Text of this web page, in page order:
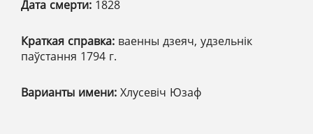
Дата смерти: 1828
Краткая справка: ваенны дзеяч, удзельнік
паўстання 1794 г.
Варианты имени: Хлусевіч Юзаф